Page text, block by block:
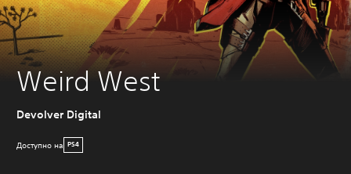
Weird West
Devolver Digital
Доступно на PS4